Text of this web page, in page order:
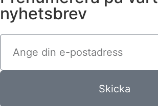
nyhetsbrev
Skicka